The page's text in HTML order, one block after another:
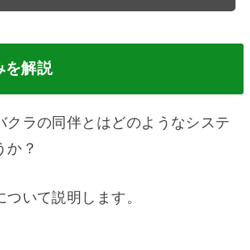
を解説
クラの同伴とはどのようなシステ
か？
ついて説明します。